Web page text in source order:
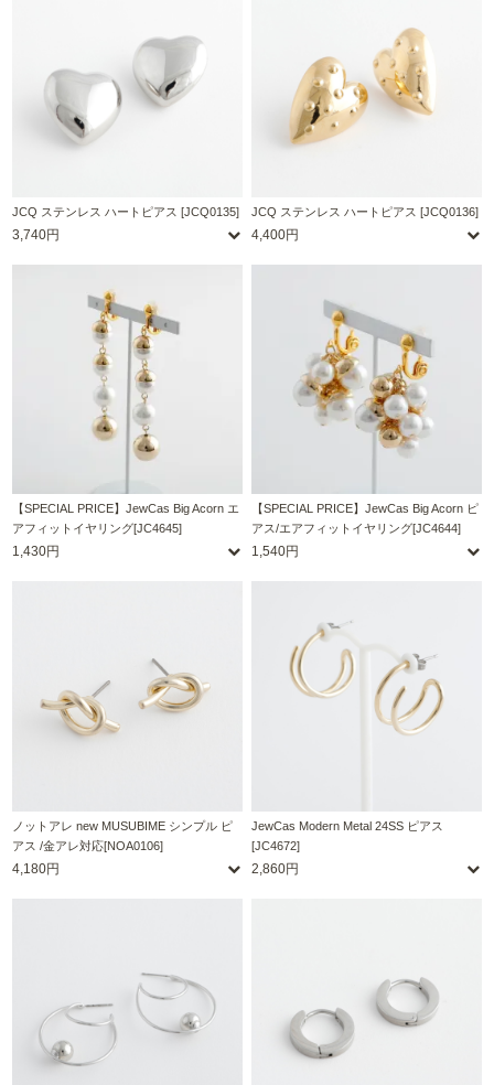
JCQ ステンレス ハートピアス [JCQ0135]
3,740円
JCQ ステンレス ハートピアス [JCQ0136]
4,400円
【SPECIAL PRICE】JewCas Big Acorn エ
アフィットイヤリング[JC4645]
1,430円
【SPECIAL PRICE】JewCas Big Acorn ピ
アス/エアフィットイヤリング[JC4644]
1,540円
ノットアレ new MUSUBIME シンプル ピ
アス /金アレ対応[NOA0106]
4,180円
JewCas Modern Metal 24SS ピアス
[JC4672]
2,860円